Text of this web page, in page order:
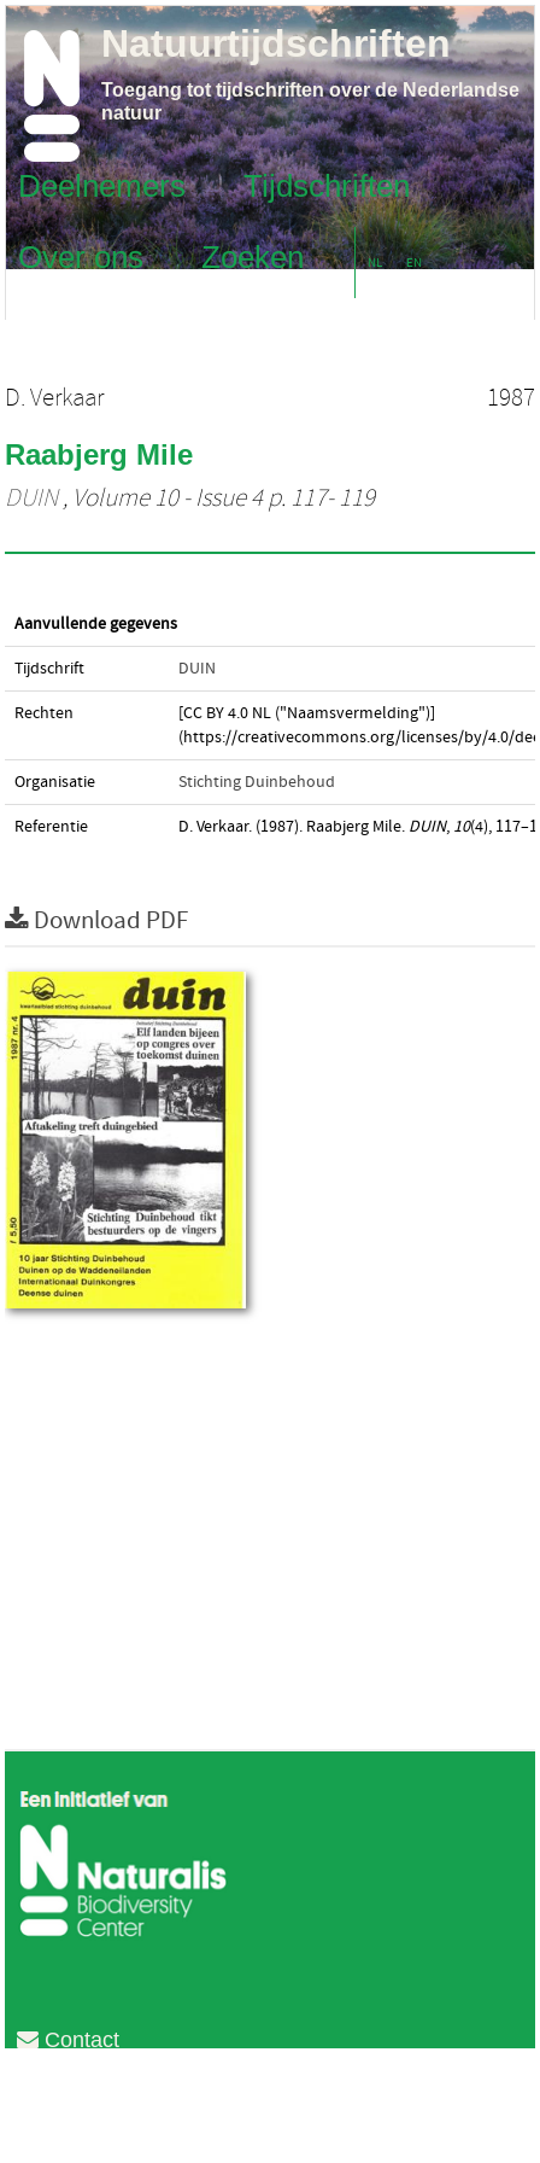
Deelnemers
Tijdschriften
Over ons
Zoeken NL EN
Natuurtijdschriften
Toegang tot tijdschriften over de Nederlandse
natuur
D. Verkaar 1987
Raabjerg Mile
DUIN, Volume 10 - Issue 4 p. 117- 119
Aanvullende gegevens
Tijdschrift DUIN
Rechten
[CC BY 4.0 NL ("Naamsvermelding")]
(https://creativecommons.org/licenses/by/4.0/
Organisatie Stichting Duinbehoud
Referentie D. Verkaar. (1987). Raabjerg Mile. DUIN, 10(4),
Download PDF
Contact